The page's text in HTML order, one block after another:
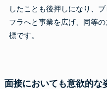
したことも後押しになり、
フラへと事業を広げ、同等
標です。
面接においても意欲的な